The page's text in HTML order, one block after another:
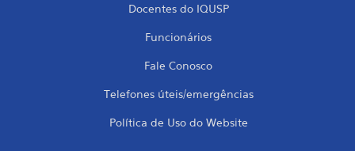
Docentes do IQUSP
Funcionários
Fale Conosco
Telefones úteis/emergências
Política de Uso do Website